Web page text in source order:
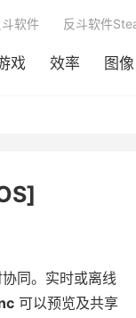
戏 效率 图像
斗软件 反斗软件
同。实时或离线
可以预览及共享